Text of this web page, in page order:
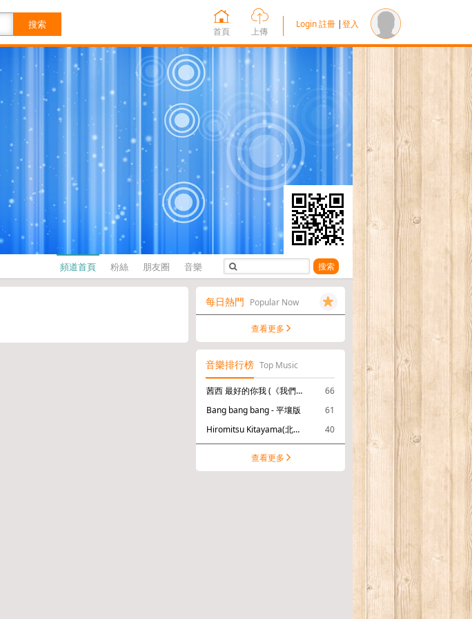
搜索 Login註冊 |登入
首頁 上傳
搜索
頻道首頁 粉絲 朋友圈 音樂
每日熱門 Popular Now
查看更多
音樂排行榜 Top Music
茜西 最好的你我 (《我們的翻譯官》電視劇插曲)
66
Bang bang bang - 平壤版
61
Hiromitsu Kitayama(北山宏光) サニーサイドアップ
40
查看更多